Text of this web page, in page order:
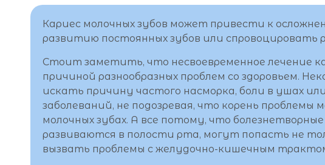
Кариес молочных зубов может привести к
развитию постоянных зубов или спровоцировать
Стоит заметить, что несвоевременное лечение
причиной разнообразных проблем со здоровьем.
искать причину частого насморка, боли в ушах
заболеваний, не подозревая, что корень
молочных зубах. А все потому, что
развиваются в полости рта, могут попасть не
вызвать проблемы с желудочно-кишечным